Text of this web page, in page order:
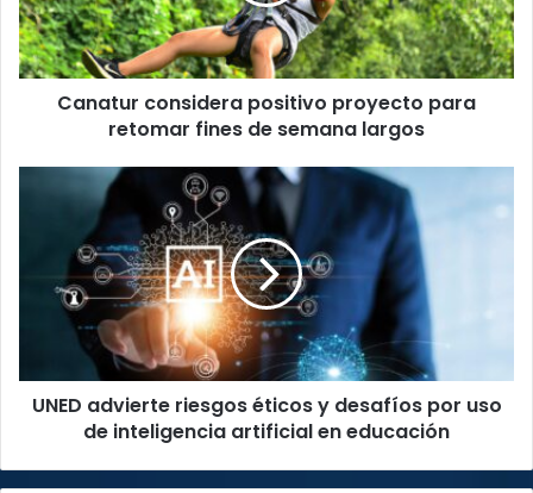
fines
de
semana
largosCanatur considera positivo proyecto para
retomar fines de semana largos
desafíos
de
inteligencia
UNED advierte riesgos éticos y desafíos por uso
de inteligencia artificial en educación